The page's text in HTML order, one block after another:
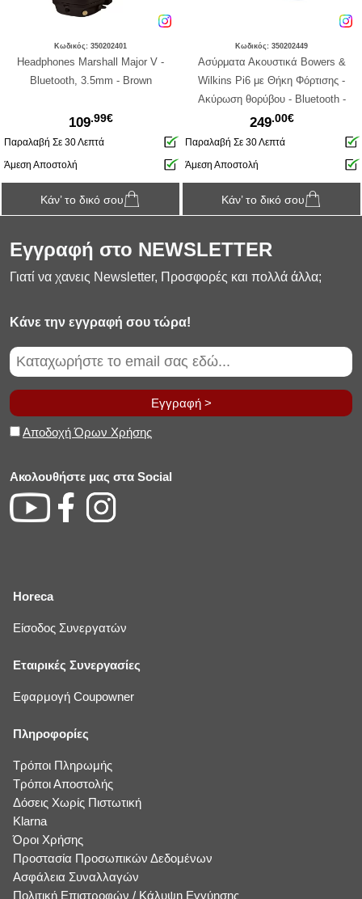
Κωδικός: 350202401
Headphones Marshall Major V -
Bluetooth, 3.5mm - Brown
109.99€
Παραλαβή Σε 30 Λεπτά
Άμεση Αποστολή
Κάν’ το δικό σου
Κωδικός: 350202449
Ασύρματα Ακουστικά Bowers &
Wilkins Pi6 με Θήκη Φόρτισης -
Ακύρωση θορύβου - Bluetooth -
Glacier Blue
249.00€
Παραλαβή Σε 30 Λεπτά
Άμεση Αποστολή
Κάν’ το δικό σου
Εγγραφή στο NEWSLETTER
Γιατί να χανεις Newsletter, Προσφορές και πολλά άλλα;
Κάνε την εγγραφή σου τώρα!
Εγγραφή >
Αποδοχή Όρων Χρήσης
Ακολουθήστε μας στα Social
Horeca
Είσοδος Συνεργατών
Εταιρικές Συνεργασίες
Εφαρμογή Coupowner
Πληροφορίες
Τρόποι Πληρωμής
Τρόποι Αποστολής
Δόσεις Χωρίς Πιστωτική
Klarna
Όροι Χρήσης
Προστασία Προσωπικών Δεδομένων
Ασφάλεια Συναλλαγών
Πολιτική Επιστροφών / Κάλυψη Εγγύησης